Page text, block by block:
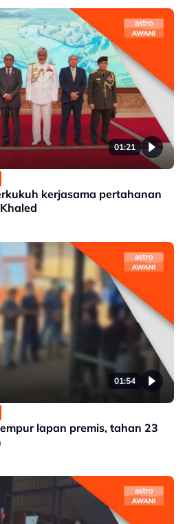
01:21
kerjasama pertahanan
01:54
lapan premis, tahan 23